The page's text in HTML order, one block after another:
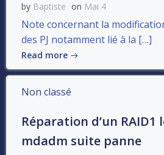
by Baptiste on Mai 4
Note concernant la
des PJ notamment lié à la […]
Read more
Non classé
Réparation d’un RAID1
mdadm suite panne